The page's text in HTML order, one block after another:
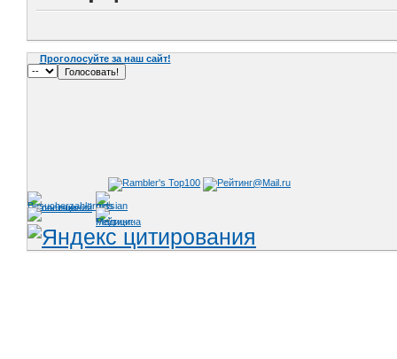
Проголосуйте за наш сайт!